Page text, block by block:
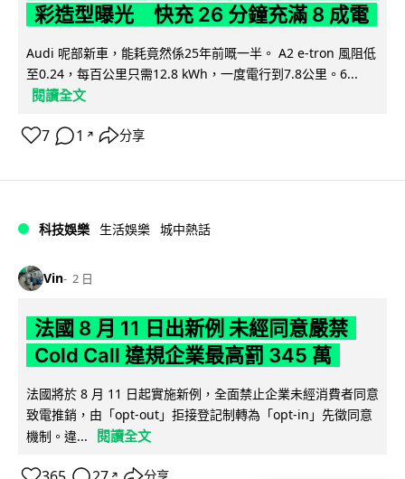
彩造型曝光 快充 26 分鐘充滿 8 成電
Audi 呢部新車，能耗竟然係25年前嘅一半。 A2 e-tron 風阻低
至0.24，每百公里只需12.8 kWh，一度電行到7.8公里。6...
閱讀全文
7 1 ↗ 分享
科技娛樂 生活娛樂 城中熱話
Vin 2 日
法國 8 月 11 日出新例 未經同意嚴禁
Cold Call 違規企業最高罰 345 萬
法國將於 8 月 11 日起實施新例，全面禁止企業未經消費者同意
致電推銷，由「opt-out」拒接登記制轉為「opt-in」先徵同意
機制。違...
閱讀全文
↗